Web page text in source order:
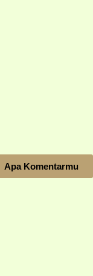
Apa Komentarmu